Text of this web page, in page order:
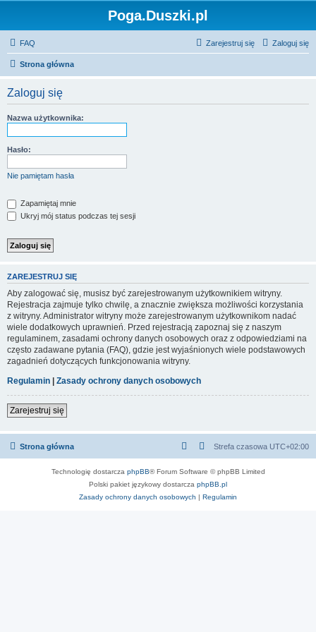
Poga.Duszki.pl
FAQ Zaloguj się
Zarejestruj się
Strona główna
Zaloguj się
Nazwa użytkownika:
Hasło:
Nie pamiętam hasła
Zapamiętaj mnie
Ukryj mój status podczas tej sesji
ZAREJESTRUJ SIĘ
Aby zalogować się, musisz być zarejestrowanym użytkownikiem witryny.
Rejestracja zajmuje tylko chwilę, a znacznie zwiększa możliwości korzystania
z witryny. Administrator witryny może zarejestrowanym użytkownikom nadać
wiele dodatkowych uprawnień. Przed rejestracją zapoznaj się z naszym
regulaminem, zasadami ochrony danych osobowych oraz z odpowiedziami na
często zadawane pytania (FAQ), gdzie jest wyjaśnionych wiele podstawowych
zagadnień dotyczących funkcjonowania witryny.
Regulamin | Zasady ochrony danych osobowych
Zarejestruj się
Strona główna Strefa czasowa UTC+02:00
Technologię dostarcza phpBB® Forum Software © phpBB Limited
Polski pakiet językowy dostarcza phpBB.pl
Zasady ochrony danych osobowych | Regulamin